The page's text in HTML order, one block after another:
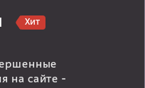
Хит
на сайте -